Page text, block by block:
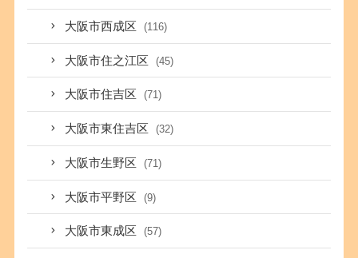
大阪市西成区 (116)
大阪市住之江区 (45)
大阪市住吉区 (71)
大阪市東住吉区 (32)
大阪市生野区 (71)
大阪市平野区 (9)
大阪市東成区 (57)